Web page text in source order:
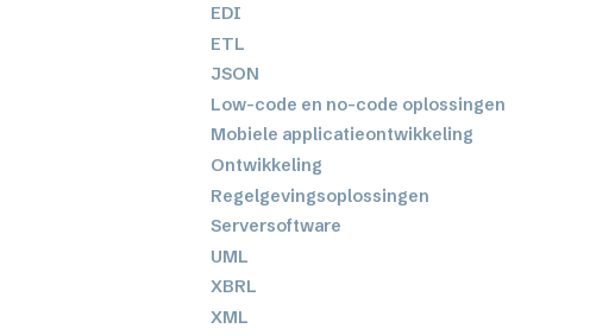
EDI
ETL
JSON
Low-code en no-code oplossingen
Mobiele applicatieontwikkeling
Ontwikkeling
Regelgevingsoplossingen
Serversoftware
UML
XBRL
XML